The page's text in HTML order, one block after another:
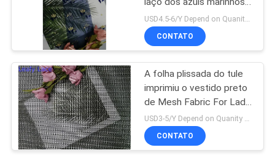
Tela frisada do
bordado
39
imprimiu a tela
CONTATO
A folha plissada do tule
imprimiu o vestido preto
de Mesh Fabric For Lady
Evening do brilho
USD3-5/Y Depend on Quanity MOQ:10yards
CONTATO